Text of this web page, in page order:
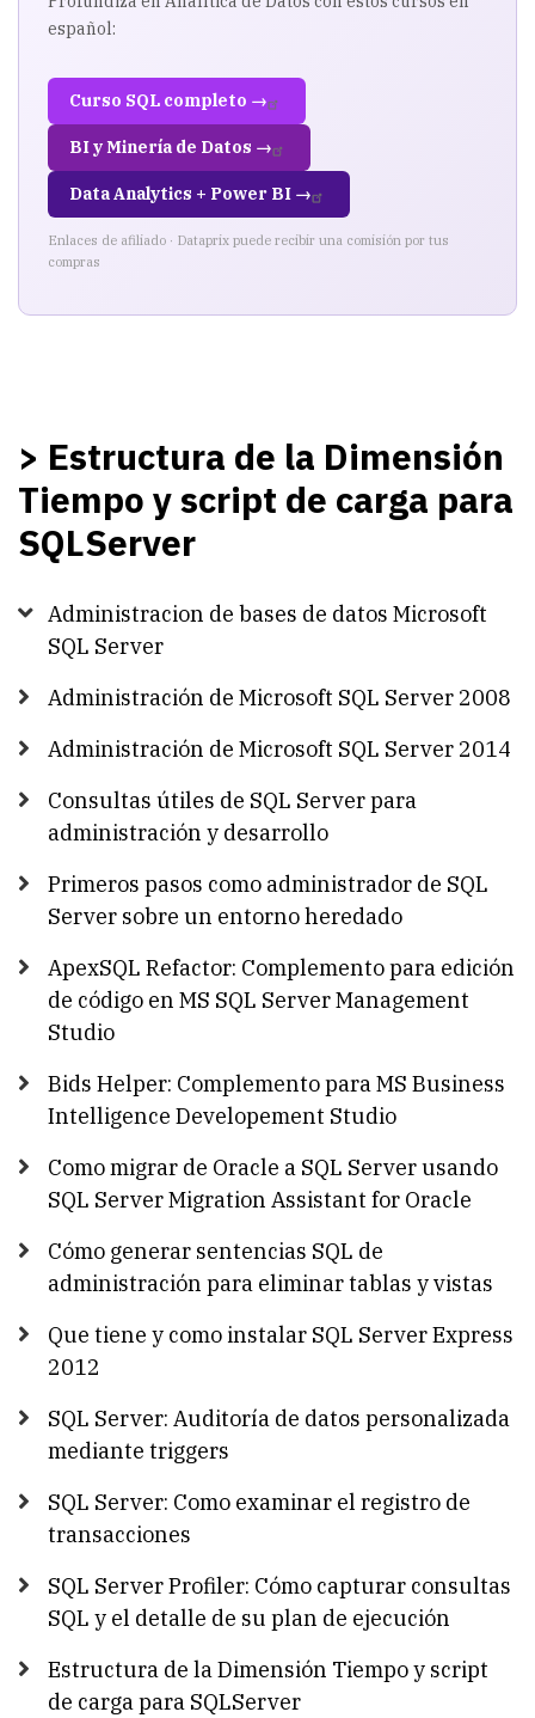
para
SQLServer
español:
Curso SQL completo →
BI y Minería de Datos →
Data Analytics + Power BI →
Enlaces de afiliado · Dataprix puede recibir una comisión por tus
compras
> Estructura de la Dimensión
Tiempo y script de carga para
SQLServer
Administracion de bases de datos Microsoft
SQL Server
Administración de Microsoft SQL Server 2008
Administración de Microsoft SQL Server 2014
Consultas útiles de SQL Server para
administración y desarrollo
Primeros pasos como administrador de SQL
Server sobre un entorno heredado
ApexSQL Refactor: Complemento para edición
de código en MS SQL Server Management
Studio
Bids Helper: Complemento para MS Business
Intelligence Developement Studio
Como migrar de Oracle a SQL Server usando
SQL Server Migration Assistant for Oracle
Cómo generar sentencias SQL de
administración para eliminar tablas y vistas
Que tiene y como instalar SQL Server Express
2012
SQL Server: Auditoría de datos personalizada
mediante triggers
SQL Server: Como examinar el registro de
transacciones
SQL Server Profiler: Cómo capturar consultas
SQL y el detalle de su plan de ejecución
Estructura de la Dimensión Tiempo y script
de carga para SQLServer